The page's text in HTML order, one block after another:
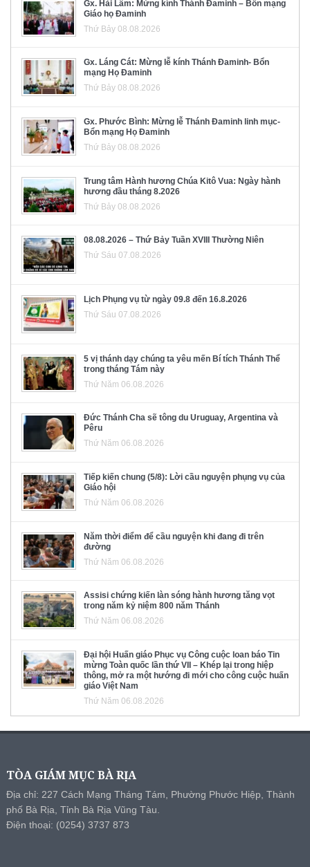
Gx. Hải Lâm: Mừng kính Thánh Đaminh – Bổn mạng
Giáo họ Đaminh
Thứ Bảy 08.08.2026
Gx. Láng Cát: Mừng lễ kính Thánh Đaminh- Bổn
mạng Họ Đaminh
Thứ Bảy 08.08.2026
Gx. Phước Bình: Mừng lễ Thánh Đaminh linh mục-
Bổn mạng Họ Đaminh
Thứ Bảy 08.08.2026
Trung tâm Hành hương Chúa Kitô Vua: Ngày hành
hương đầu tháng 8.2026
Thứ Bảy 08.08.2026
08.08.2026 – Thứ Bảy Tuần XVIII Thường Niên
Thứ Sáu 07.08.2026
Lịch Phụng vụ từ ngày 09.8 đến 16.8.2026
Thứ Sáu 07.08.2026
5 vị thánh dạy chúng ta yêu mến Bí tích Thánh Thể
trong tháng Tám này
Thứ Năm 06.08.2026
Đức Thánh Cha sẽ tông du Uruguay, Argentina và
Pêru
Thứ Năm 06.08.2026
Tiếp kiến chung (5/8): Lời cầu nguyện phụng vụ của
Giáo hội
Thứ Năm 06.08.2026
Năm thời điểm để cầu nguyện khi đang đi trên
đường
Thứ Năm 06.08.2026
Assisi chứng kiến làn sóng hành hương tăng vọt
trong năm kỷ niệm 800 năm Thánh
Thứ Năm 06.08.2026
Đại hội Huấn giáo Phục vụ Công cuộc loan báo Tin
mừng Toàn quốc lần thứ VII – Khép lại trong hiệp
thông, mở ra một hướng đi mới cho công cuộc huấn
giáo Việt Nam
Thứ Năm 06.08.2026
TÒA GIÁM MỤC BÀ RỊA
Địa chỉ: 227 Cách Mạng Tháng Tám, Phường Phước Hiệp, Thành
phố Bà Rịa, Tỉnh Bà Rịa Vũng Tàu.
Điện thoại: (0254) 3737 873